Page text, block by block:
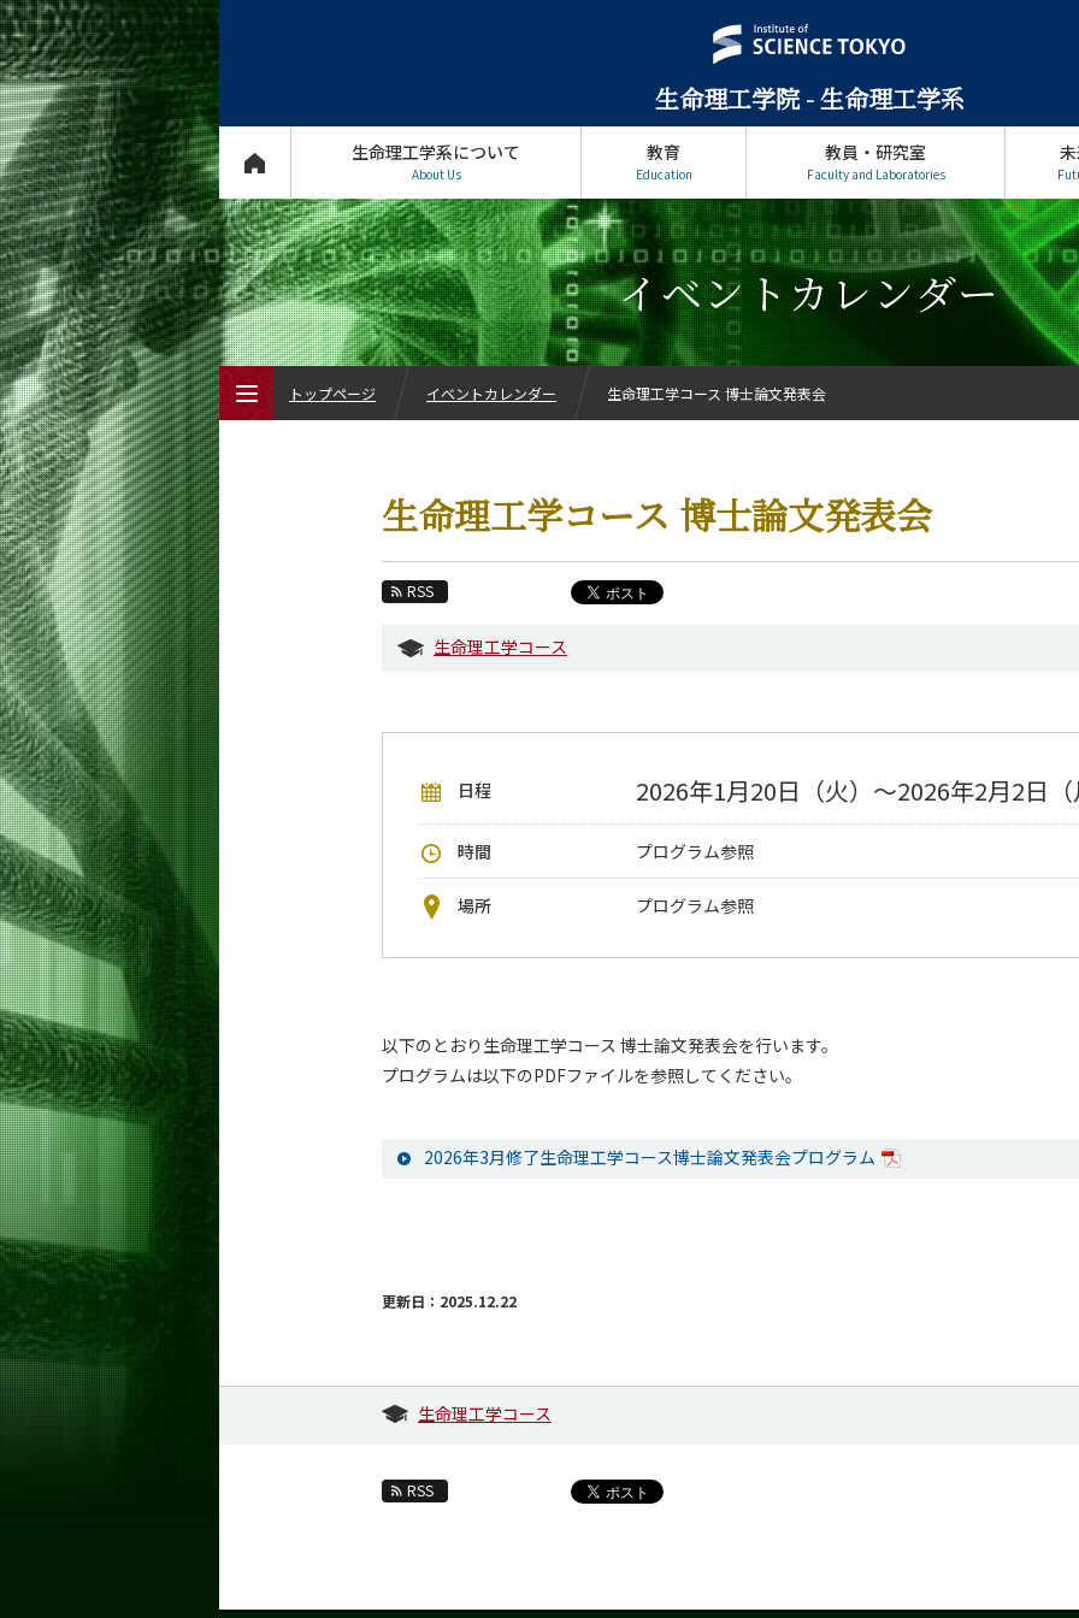
生命理工学院 - 生命理工学系
生命理工学系について
About Us
教育
Education
教員・研究室
Faculty and Laboratories
イベントカレンダー
生命理工学コース 博士論文発表会
RSS
生命理工学コース
日程 2026年1月20日（火）～2026年2月2日
時間 プログラム参照
場所 プログラム参照
以下のとおり生命理工学コース 博士論文発表会を行います。
プログラムは以下のPDFファイルを参照してください。
2026年3月修了生命理工学コース博士論文発表会プログラム
更新日：2025.12.22
生命理工学コース
RSS
トップページ イベントカレンダー 生命理工学コース 博士論文発表会
生命理工学系について